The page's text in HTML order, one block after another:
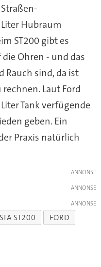
Hubraum
ST200 gibt es
Ohren - und das
Rauch sind, da ist
Laut Ford
Tank verfügende
geben. Ein
Praxis natürlich
ST200
FORD